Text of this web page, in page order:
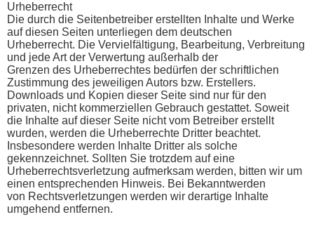
Urheberrecht
Die durch die Seitenbetreiber erstellten Inhalte und Werke
auf diesen Seiten unterliegen dem deutschen
Urheberrecht. Die Vervielfältigung, Bearbeitung, Verbreitung
und jede Art der Verwertung außerhalb der
Grenzen des Urheberrechtes bedürfen der schriftlichen
Zustimmung des jeweiligen Autors bzw. Erstellers.
Downloads und Kopien dieser Seite sind nur für den
privaten, nicht kommerziellen Gebrauch gestattet. Soweit
die Inhalte auf dieser Seite nicht vom Betreiber erstellt
wurden, werden die Urheberrechte Dritter beachtet.
Insbesondere werden Inhalte Dritter als solche
gekennzeichnet. Sollten Sie trotzdem auf eine
Urheberrechtsverletzung aufmerksam werden, bitten wir um
einen entsprechenden Hinweis. Bei Bekanntwerden
von Rechtsverletzungen werden wir derartige Inhalte
umgehend entfernen.